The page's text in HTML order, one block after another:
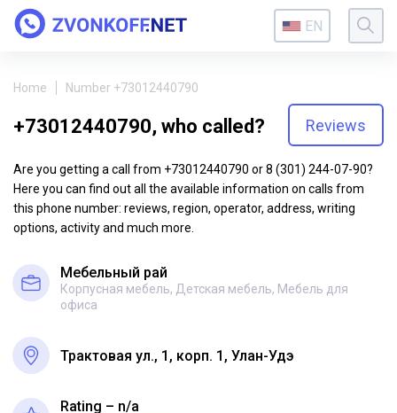
EN
Home Number +73012440790
+73012440790, who called? Reviews
Are you getting a call from +73012440790 or 8 (301) 244-07-90?
Here you can find out all the available information on calls from
this phone number: reviews, region, operator, address, writing
options, activity and much more.
Мебельный рай
Корпусная мебель, Детская мебель, Мебель для
офиса
Трактовая ул., 1, корп. 1, Улан-Удэ
Rating – n/a